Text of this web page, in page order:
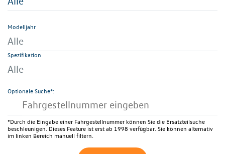
Modelljahr
Alle
Spezifikation
Alle
Optionale Suche*:
*Durch die Eingabe einer Fahrgestellnummer können Sie die Ersatzteilsuche
beschleunigen. Dieses Feature ist erst ab 1998 verfügbar. Sie können alternativ
im linken Bereich manuell filtern.